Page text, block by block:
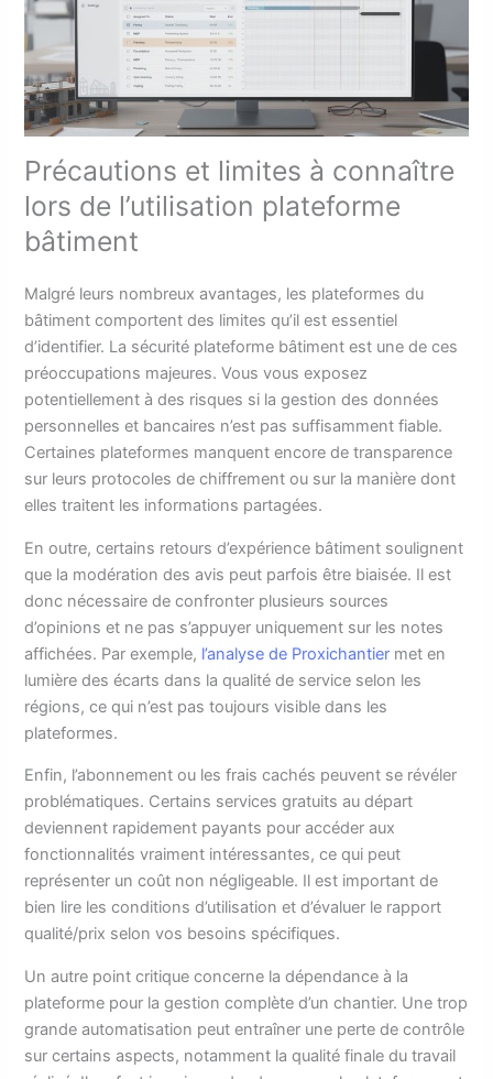
Précautions et limites à connaître
lors de l’utilisation plateforme
bâtiment
Malgré leurs nombreux avantages, les plateformes du
bâtiment comportent des limites qu’il est essentiel
d’identifier. La sécurité plateforme bâtiment est une de ces
préoccupations majeures. Vous vous exposez
potentiellement à des risques si la gestion des données
personnelles et bancaires n’est pas suffisamment fiable.
Certaines plateformes manquent encore de transparence
sur leurs protocoles de chiffrement ou sur la manière dont
elles traitent les informations partagées.
En outre, certains retours d’expérience bâtiment soulignent
que la modération des avis peut parfois être biaisée. Il est
donc nécessaire de confronter plusieurs sources
d’opinions et ne pas s’appuyer uniquement sur les notes
affichées. Par exemple, l’analyse de Proxichantier met en
lumière des écarts dans la qualité de service selon les
régions, ce qui n’est pas toujours visible dans les
plateformes.
Enfin, l’abonnement ou les frais cachés peuvent se révéler
problématiques. Certains services gratuits au départ
deviennent rapidement payants pour accéder aux
fonctionnalités vraiment intéressantes, ce qui peut
représenter un coût non négligeable. Il est important de
bien lire les conditions d’utilisation et d’évaluer le rapport
qualité/prix selon vos besoins spécifiques.
Un autre point critique concerne la dépendance à la
plateforme pour la gestion complète d’un chantier. Une trop
grande automatisation peut entraîner une perte de contrôle
sur certains aspects, notamment la qualité finale du travail